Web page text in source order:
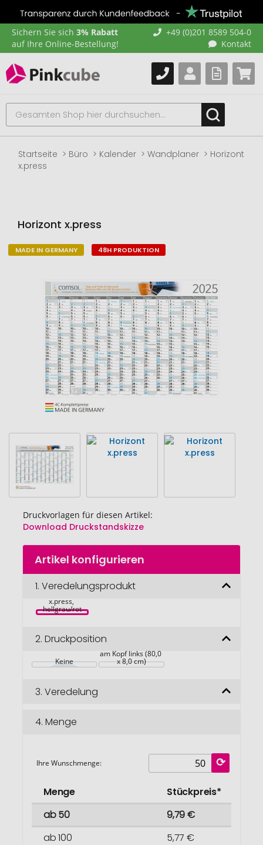
Sichern Sie sich 3% Rabatt
auf Ihre Online-Bestellung!
+49 (0)201 8589 504-0
Kontakt
Startseite Büro Kalender Wandplaner
Horizont
x.press
Horizont x.press
Zum
Druckvorlagen für diesen Artikel:
Download Druckstandskizze
Zum
Anfang
Bildgalerie
MADE IN GERMANY 48H PRODUKTION
Artikel konfigurieren
1. Veredelungsprodukt
x.press,
hellgrau/rot
2. Druckposition
Keine
am Kopf links (80,0
x 8,0 cm)
3. Veredelung
4. Menge
Ihre Wunschmenge:
Menge
Stückpreis*
ab 50
9,79 €
ab 100
5,77 €